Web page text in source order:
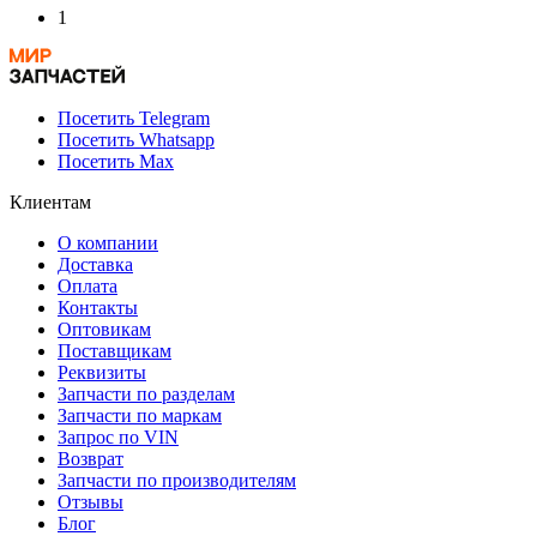
1
Посетить Telegram
Посетить Whatsapp
Посетить Max
Клиентам
О компании
Доставка
Оплата
Контакты
Оптовикам
Поставщикам
Реквизиты
Запчасти по разделам
Запчасти по маркам
Запрос по VIN
Возврат
Запчасти по производителям
Отзывы
Блог